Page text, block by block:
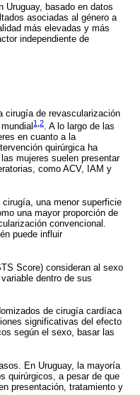
Uruguay, basado en datos
asociadas al género a
más elevadas y más
independiente de
cirugía de revascularización
1 2. A lo largo de las
en cuanto a la
quirúrgica ha
mujeres suelen presentar
como ACV, IAM y
una menor superficie
una mayor proporción de
convencional.
puede influir
Score) consideran al sexo
dentro de sus
de cirugía cardíaca
significativas del efecto
según el sexo, basar las
En Uruguay, la mayoría
quirúrgicos, a pesar de que
presentación, tratamiento y